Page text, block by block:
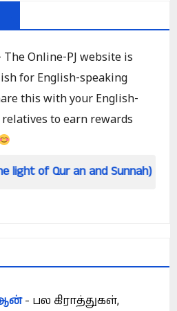
Online-PJ website is
for English-speaking
this with your English-
to earn rewards
and Sunnah)
- பல கிராத்துகள்,